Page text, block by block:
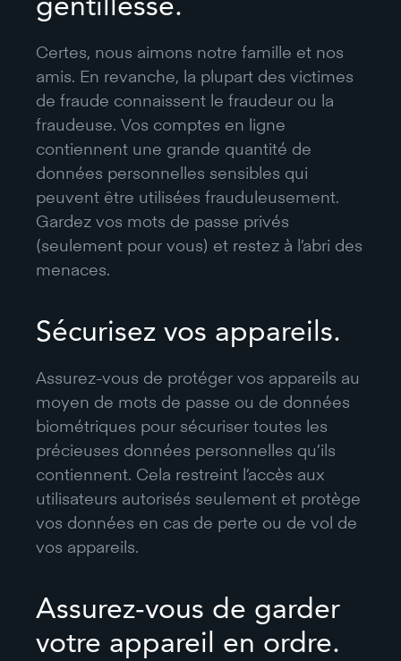
Certes, nous aimons notre famille et nos
amis. En revanche, la plupart des victimes
de fraude connaissent le fraudeur ou la
fraudeuse. Vos comptes en ligne
contiennent une grande quantité de
données personnelles sensibles qui
peuvent être utilisées frauduleusement.
Gardez vos mots de passe privés
(seulement pour vous) et restez à l’abri des
menaces.
Sécurisez vos appareils.
Assurez-vous de protéger vos appareils au
moyen de mots de passe ou de données
biométriques pour sécuriser toutes les
précieuses données personnelles qu’ils
contiennent. Cela restreint l’accès aux
utilisateurs autorisés seulement et protège
vos données en cas de perte ou de vol de
vos appareils.
Assurez-vous de garder
votre appareil en ordre.